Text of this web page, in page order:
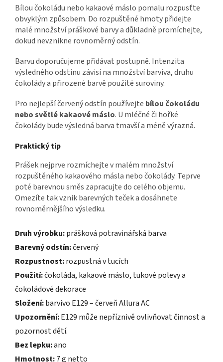
Bílou čokoládu nebo kakaové máslo pomalu rozpusťte
obvyklým způsobem. Do rozpuštěné hmoty přidejte
malé množství práškové barvy a důkladně promíchejte,
dokud nevznikne rovnoměrný odstín.
Barvu doporučujeme přidávat postupně. Intenzita
výsledného odstínu závisí na množství barviva, druhu
čokolády a přirozené barvě použité suroviny.
Pro nejlepší červený odstín používejte bílou čokoládu
nebo světlé kakaové máslo. U mléčné či hořké
čokolády bude výsledná barva tmavší a méně výrazná.
Praktický tip
Prášek nejprve rozmíchejte v malém množství
rozpuštěného kakaového másla nebo čokolády. Teprve
poté barevnou směs zapracujte do celého objemu.
Omezíte tak vznik barevných teček a dosáhnete
rovnoměrnějšího výsledku.
Druh výrobku:prášková potravinářská barva
Barevný odstín:červený
Rozpustnost:rozpustná v tucích
Použití:čokoláda, kakaové máslo, tukové polevy a
čokoládové dekorace
Složení:barvivo E129 – červeň Allura AC
Upozornění:E129 může nepříznivě ovlivňovat činnost a
pozornost dětí.
Bez lepku:ano
Hmotnost:7 g netto